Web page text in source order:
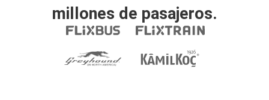
millones de pasajeros.